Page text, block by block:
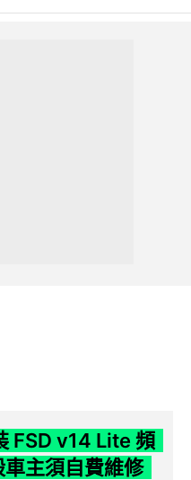
FSD v14 Lite 頻
主須自費維修